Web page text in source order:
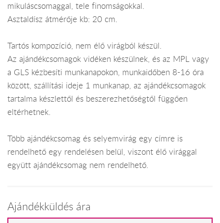
mikuláscsomaggal, tele finomságokkal.
Asztaldísz átmérője kb: 20 cm.
Tartós kompozíció, nem élő virágból készül.
Az ajándékcsomagok vidéken készülnek, és az MPL vagy
a GLS kézbesíti munkanapokon, munkaidőben 8-16 óra
között, szállítási ideje 1 munkanap, az ajándékcsomagok
tartalma készlettől és beszerezhetőségtől függően
eltérhetnek.
Több ajándékcsomag és selyemvirág egy címre is
rendelhető egy rendelésen belül, viszont élő virággal
együtt ajándékcsomag nem rendelhető.
Ajándékküldés ára